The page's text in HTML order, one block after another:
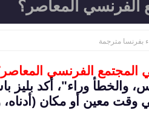
الفرنسي المعاصر؟
بفرنسا مترجمة
المجتمع الفرنسي
والخطأ وراء"، أكد بليز
معين أو مكان